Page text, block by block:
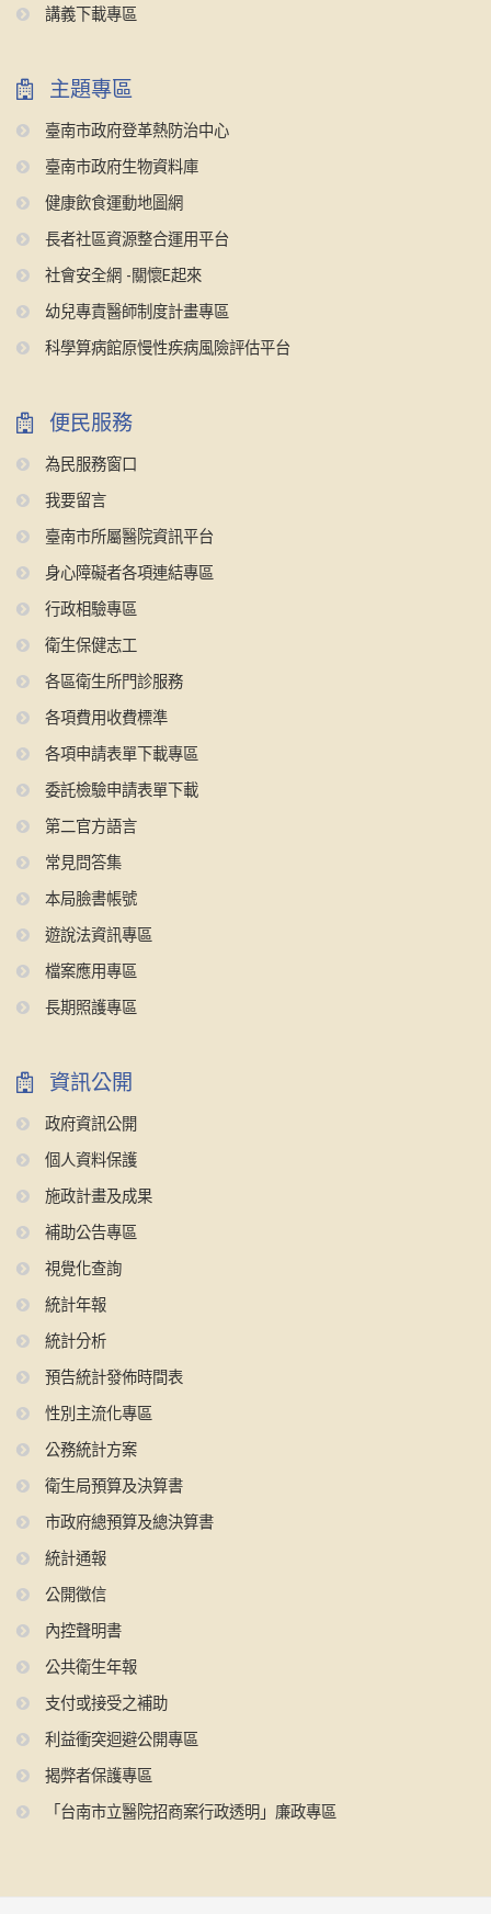
講義下載專區
主題專區
臺南市政府登革熱防治中心
臺南市政府生物資料庫
健康飲食運動地圖網
長者社區資源整合運用平台
社會安全網 -關懷E起來
幼兒專責醫師制度計畫專區
科學算病館原慢性疾病風險評估平台
便民服務
為民服務窗口
我要留言
臺南市所屬醫院資訊平台
身心障礙者各項連結專區
行政相驗專區
衛生保健志工
各區衛生所門診服務
各項費用收費標準
各項申請表單下載專區
委託檢驗申請表單下載
第二官方語言
常見問答集
本局臉書帳號
遊說法資訊專區
檔案應用專區
長期照護專區
資訊公開
政府資訊公開
個人資料保護
施政計畫及成果
補助公告專區
視覺化查詢
統計年報
統計分析
預告統計發佈時間表
性別主流化專區
公務統計方案
衛生局預算及決算書
市政府總預算及總決算書
統計通報
公開徵信
內控聲明書
公共衛生年報
支付或接受之補助
利益衝突迴避公開專區
揭弊者保護專區
「台南市立醫院招商案行政透明」廉政專區